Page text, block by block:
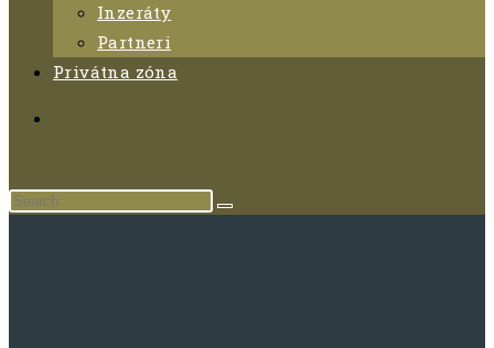
Inzeráty
Partneri
Privátna zóna
Search